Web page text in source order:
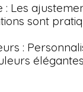
: Les
sont
: